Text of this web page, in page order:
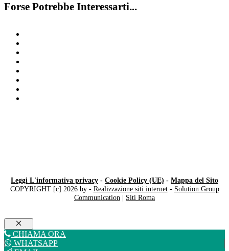
Forse Potrebbe Interessarti...
Leggi L'informativa privacy - Cookie Policy (UE) - Mappa del Sito
COPYRIGHT [c] 2026 by - Realizzazione siti internet- Solution Group
Communication | Siti Roma
Chiudi
CHIAMA ORA
WHATSAPP